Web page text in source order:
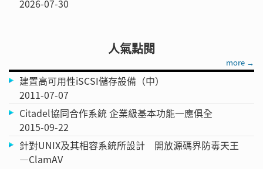
2026-07-30
人氣點閱
more →
建置高可用性iSCSI儲存設備（中）
2011-07-07
Citadel協同合作系統 企業級基本功能一應俱全
2015-09-22
針對UNIX及其相容系統所設計 開放源碼界防毒天王
—ClamAV